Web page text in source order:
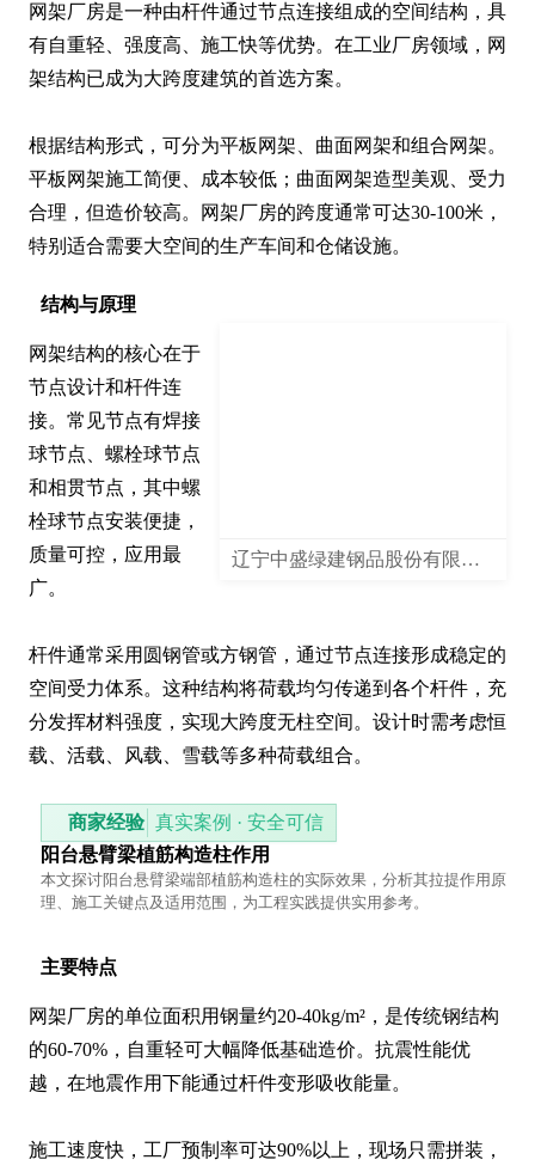
网架厂房是一种由杆件通过节点连接组成的空间结构，具
有自重轻、强度高、施工快等优势。在工业厂房领域，网
架结构已成为大跨度建筑的首选方案。
根据结构形式，可分为平板网架、曲面网架和组合网架。
平板网架施工简便、成本较低；曲面网架造型美观、受力
合理，但造价较高。网架厂房的跨度通常可达30-100米，
特别适合需要大空间的生产车间和仓储设施。
结构与原理
辽宁中盛绿建钢品股份有限公司
网架结构的核心在于
节点设计和杆件连
接。常见节点有焊接
球节点、螺栓球节点
和相贯节点，其中螺
栓球节点安装便捷，
质量可控，应用最
广。
杆件通常采用圆钢管或方钢管，通过节点连接形成稳定的
空间受力体系。这种结构将荷载均匀传递到各个杆件，充
分发挥材料强度，实现大跨度无柱空间。设计时需考虑恒
载、活载、风载、雪载等多种荷载组合。
商家经验 真实案例 · 安全可信
阳台悬臂梁植筋构造柱作用
本文探讨阳台悬臂梁端部植筋构造柱的实际效果，分析其拉提作用原
理、施工关键点及适用范围，为工程实践提供实用参考。
主要特点
网架厂房的单位面积用钢量约20-40kg/m²，是传统钢结构
的60-70%，自重轻可大幅降低基础造价。抗震性能优
越，在地震作用下能通过杆件变形吸收能量。
施工速度快，工厂预制率可达90%以上，现场只需拼装，